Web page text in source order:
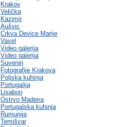
Krakov
Velička
Kazimir
Aušvic
Crkva Device Marije
Vavel
Video galerija
Video galerija
Suveniri
Fotografije Krakova
Poljska kuhinja
Portugalija
Lisabon
Ostrvo Madeira
Portugalska kuhinja
Rumunija
Temišvar